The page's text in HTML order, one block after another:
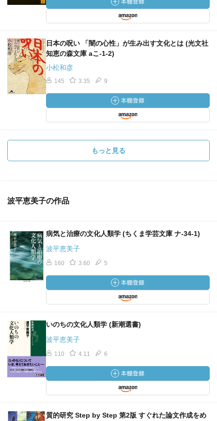
日本の呪い 「闇の心性」が生み出す文化とは (光文社
知恵の森文庫 aこ-1-2)
小松和彦
145 3.35 9
もっと見る
波平恵美子の作品
病気と治療の文化人類学 (ちくま学芸文庫 ナ-34-1)
波平恵美子
160 3.60 5
いのちの文化人類学 (新潮選書)
波平恵美子
110 4.11 6
質的研究 Step by Step 第2版 すぐれた論文作成をめ